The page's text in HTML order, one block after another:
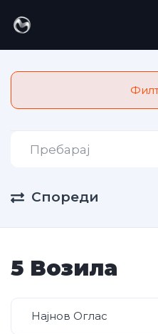
Спореди
5 Возила
Најнов Оглас